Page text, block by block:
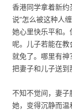
香港同学拿着新
说“怎么被这种人
她心里快乐平和
呢。儿子若能在
就免了。哪里有
把妻子和儿子送到
不知不觉间，妻
她，变得沉静而